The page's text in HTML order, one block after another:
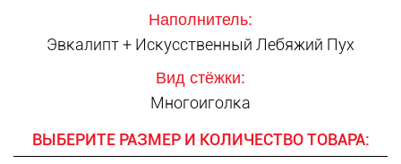
Наполнитель:
Эвкалипт + Искусственный Лебяжий Пух
Вид стёжки:
Многоиголка
ВЫБЕРИТЕ РАЗМЕР И КОЛИЧЕСТВО ТОВАРА: